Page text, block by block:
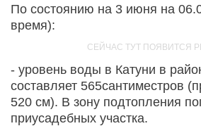
По состоянию на 3 июня на
время):
- уровень воды в Катуни в
составляет 565сантиместров
520 см). В зону подтопления
приусадебных участка.